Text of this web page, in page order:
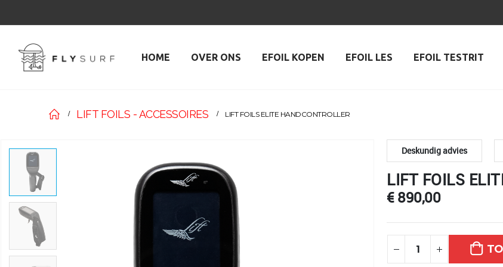
HOME OVER ONS EFOIL KOPEN EFOIL LES EFOIL TESTRIT
LIFT FOILS - ACCESSOIRES LIFT FOILS ELITE HANDCONTROLLER
Deskundig advies
LIFT FOILS
€890,00